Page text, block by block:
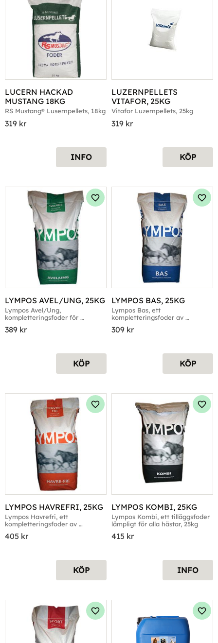
LUCERN HACKAD
MUSTANG 18KG
RS Mustang® Lusernpellets, 18kg
319 kr
INFO
LUZERNPELLETS
VITAFOR, 25KG
Vitafor Luzernpellets, 25kg
319 kr
KÖP
LYMPOS AVEL/UNG, 25KG
Lympos Avel/Ung,
kompletteringsfoder för
25kg
389 kr
Lägg till i favoriter
KÖP
LYMPOS BAS, 25KG
Lympos Bas, ett
kompletteringsfoder av
309 kr
KÖP
LYMPOS HAVREFRI, 25KG
Lympos Havrefri, ett
kompletteringsfoder av
405 kr
Lägg till i favoriter
KÖP
LYMPOS KOMBI, 25KG
Lympos Kombi, ett tilläggsfoder
lämpligt för alla hästar, 25kg
415 kr
INFO
Lägg till i favoriter